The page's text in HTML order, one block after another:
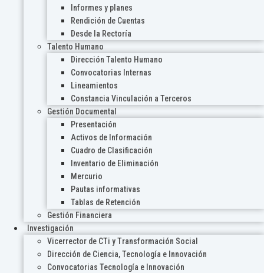
Informes y planes
Rendición de Cuentas
Desde la Rectoría
Talento Humano
Dirección Talento Humano
Convocatorias Internas
Lineamientos
Constancia Vinculación a Terceros
Gestión Documental
Presentación
Activos de Información
Cuadro de Clasificación
Inventario de Eliminación
Mercurio
Pautas informativas
Tablas de Retención
Gestión Financiera
Investigación
Vicerrector de CTi y Transformación Social
Dirección de Ciencia, Tecnología e Innovación
Convocatorias Tecnología e Innovación